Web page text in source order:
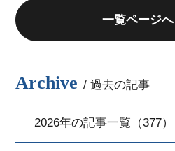
一覧ページへ
Archive / 過去の記事
2026年の記事一覧（377）